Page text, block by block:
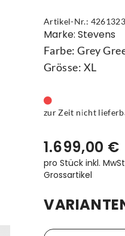
Artikel-Nr.:
Marke: Stevens
Farbe: Grey
Grösse: XL
zur Zeit nicht
1.699,00 €
pro Stück inkl.
Grossartikel